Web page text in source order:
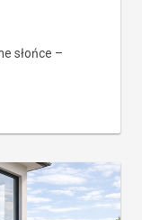
słońce –
o okna
na wilgoć i
i ewentualna